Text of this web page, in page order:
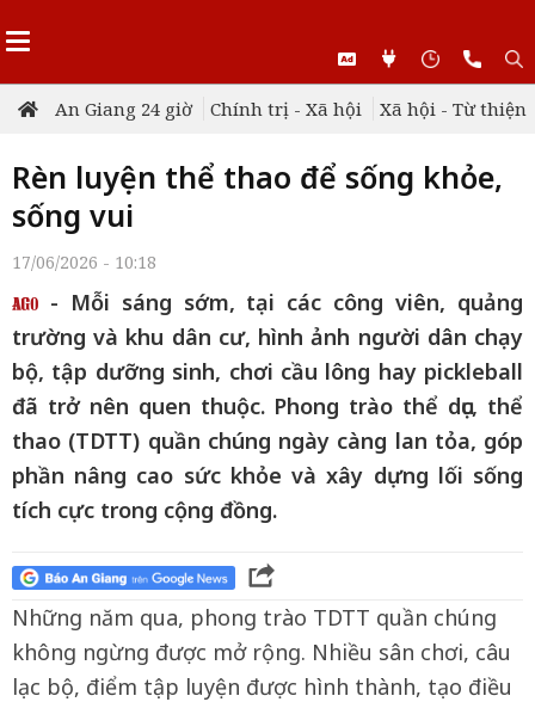
An Giang 24 giờ Chính trị - Xã hội Xã hội - Từ thiện
Rèn luyện thể thao để sống khỏe,
sống vui
17/06/2026 - 10:18
- Mỗi sáng sớm, tại các công viên, quảng
trường và khu dân cư, hình ảnh người dân chạy
bộ, tập dưỡng sinh, chơi cầu lông hay pickleball
đã trở nên quen thuộc. Phong trào thể dục, thể
thao (TDTT) quần chúng ngày càng lan tỏa, góp
phần nâng cao sức khỏe và xây dựng lối sống
tích cực trong cộng đồng.
Những năm qua, phong trào TDTT quần chúng
không ngừng được mở rộng. Nhiều sân chơi, câu
lạc bộ, điểm tập luyện được hình thành, tạo điều